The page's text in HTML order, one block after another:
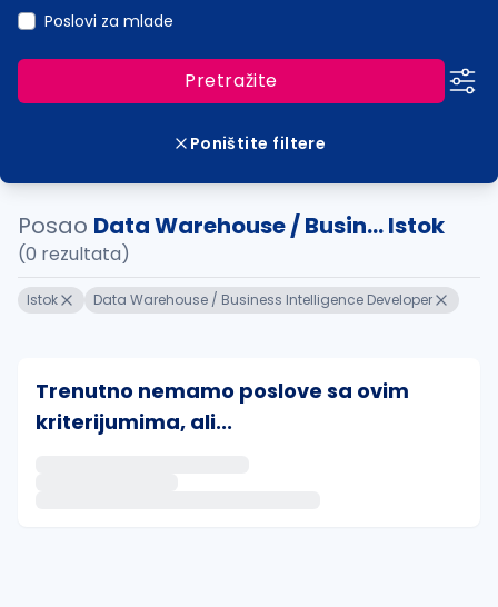
Poslovi za mlade
Pretražite
Poništite filtere
Posao Data Warehouse / Busin... Istok
(0 rezultata)
Istok Data Warehouse / Business Intelligence Developer
Trenutno nemamo poslove sa ovim
kriterijumima, ali...